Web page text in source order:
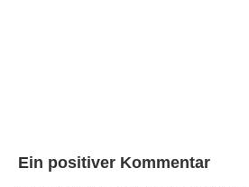
Ein positiver Kommentar